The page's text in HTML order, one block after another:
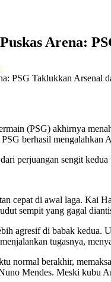
Arena:
(PSG) akhirnya
berhasil
perjuangan sengit
cepat di awal laga. Kai
sempit yang gagal
agresif di babak kedua.
tugasnya,
normal berakhir,
Mendes. Meski kubu